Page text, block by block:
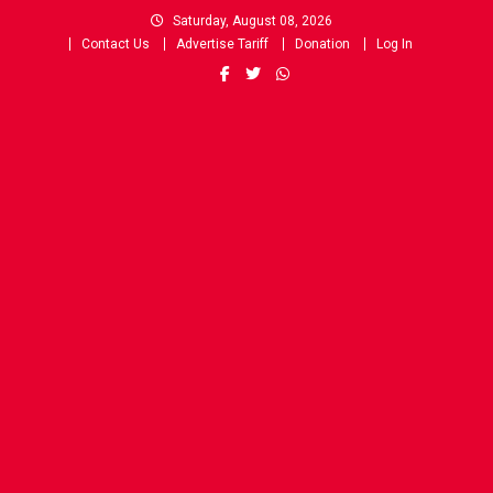
Saturday, August 08, 2026
Contact Us
Advertise Tariff Donation Log In